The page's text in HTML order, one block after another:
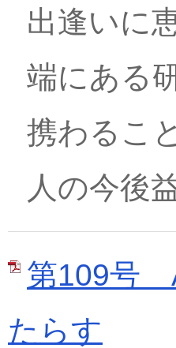
出逢いに
端にある
携わるこ
人の今後
第109号
たらす